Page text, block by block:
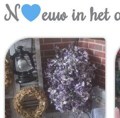
N euw in het